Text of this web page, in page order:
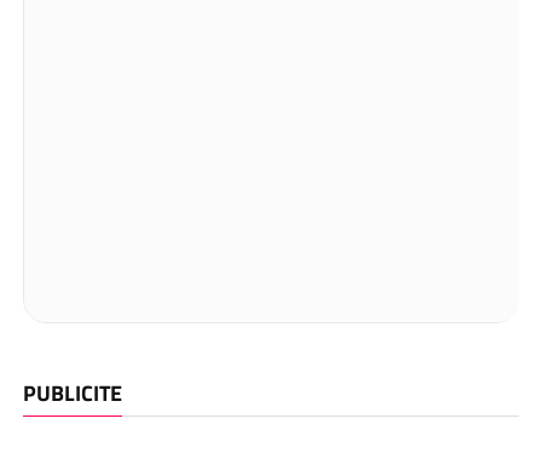
PUBLICITE